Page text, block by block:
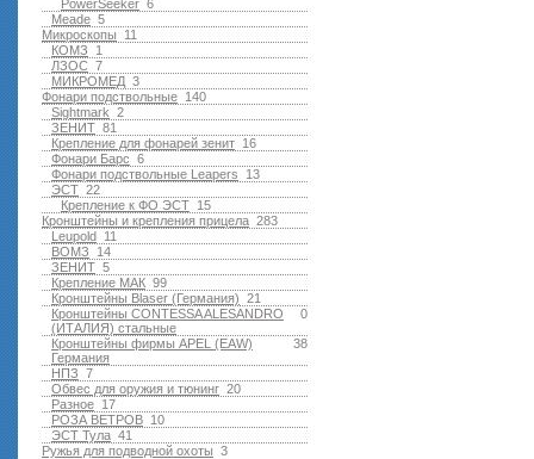
6
PowerSeeker
5
Meade
11
Микроскопы
1
КОМЗ
7
ЛЗОС
3
МИКРОМЕД
140
Фонари подствольные
2
Sightmark
81
ЗЕНИТ
16
Крепление для фонарей зенит
6
Фонари Барс
13
Фонари подствольные Leapers
22
ЭСТ
15
Крепление к ФО ЭСТ
283
Кронштейны и крепления прицела
11
Leupold
14
ВОМЗ
5
ЗЕНИТ
99
Крепление МАК
21
Кронштейны Blaser (Германия)
0
Кронштейны CONTESSA ALESANDRO
(ИТАЛИЯ) стальные
38
Кронштейны фирмы APEL (EAW)
Германия
7
НПЗ
20
Обвес для оружия и тюнинг
17
Разное
10
РОЗА ВЕТРОВ
41
ЭСТ Тула
3
Ружья для подводной оxоты